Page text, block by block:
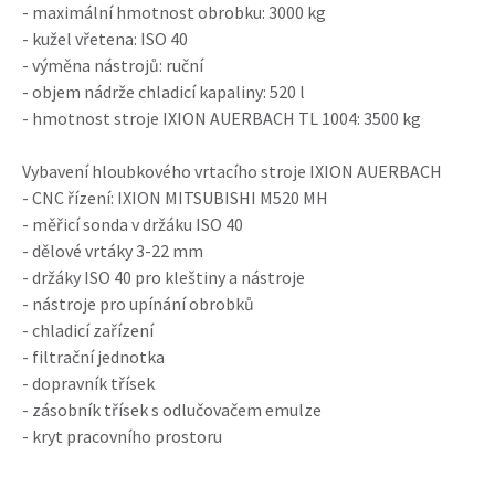
- maximální hmotnost obrobku: 3000 kg
- kužel vřetena: ISO 40
- výměna nástrojů: ruční
- objem nádrže chladicí kapaliny: 520 l
- hmotnost stroje IXION AUERBACH TL 1004: 3500 kg
Vybavení hloubkového vrtacího stroje IXION AUERBACH
- CNC řízení: IXION MITSUBISHI M520 MH
- měřicí sonda v držáku ISO 40
- dělové vrtáky 3-22 mm
- držáky ISO 40 pro kleštiny a nástroje
- nástroje pro upínání obrobků
- chladicí zařízení
- filtrační jednotka
- dopravník třísek
- zásobník třísek s odlučovačem emulze
- kryt pracovního prostoru